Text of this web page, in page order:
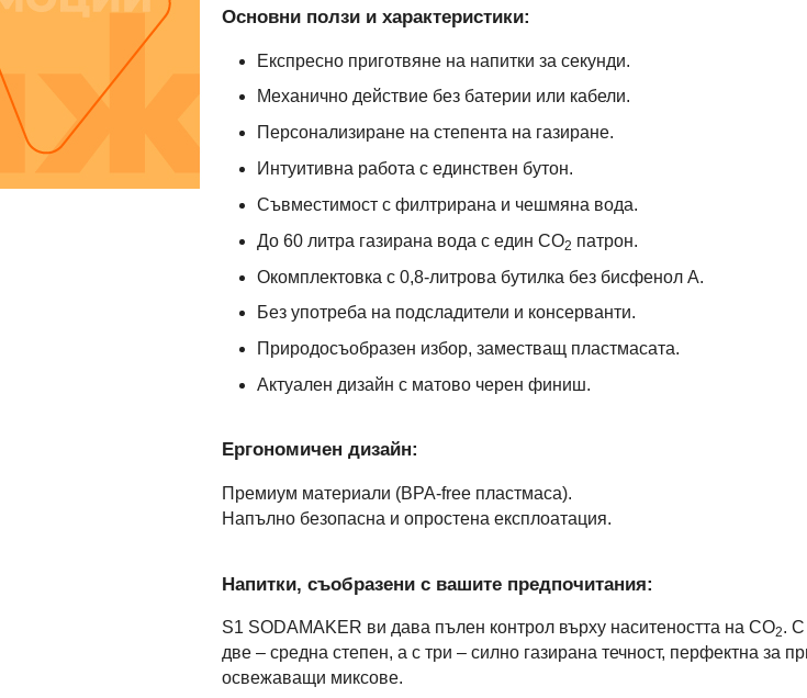
Основни ползи и характеристики:
Експресно приготвяне на напитки за секунди.
Механично действие без батерии или кабели.
Персонализиране на степента на газиране.
Интуитивна работа с единствен бутон.
Съвместимост с филтрирана и чешмяна вода.
До 60 литра газирана вода с един CO2 патрон.
Окомплектовка с 0,8-литрова бутилка без бисфенол А.
Без употреба на подсладители и консерванти.
Природосъобразен избор, заместващ пластмасата.
Актуален дизайн с матово черен финиш.
Ергономичен дизайн:
Премиум материали (BPA-free пластмаса).
Напълно безопасна и опростена експлоатация.
Напитки, съобразени с вашите предпочитания:
S1 SODAMAKER ви дава пълен контрол върху наситеността на CO2. С
две – средна степен, а с три – силно газирана течност, перфектна за
освежаващи миксове.